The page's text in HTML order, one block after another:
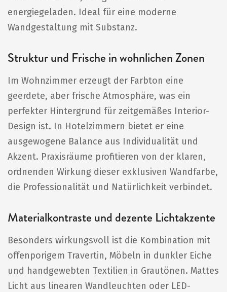
energiegeladen. Ideal für eine moderne
Wandgestaltung mit Substanz.
Struktur und Frische in wohnlichen Zonen
Im Wohnzimmer erzeugt der Farbton eine
geerdete, aber frische Atmosphäre, was ein
perfekter Hintergrund für zeitgemäßes Interior-
Design ist. In Hotelzimmern bietet er eine
ausgewogene Balance aus Individualität und
Akzent. Praxisräume profitieren von der klaren,
ordnenden Wirkung dieser exklusiven Wandfarbe,
die Professionalität und Natürlichkeit verbindet.
Materialkontraste und dezente Lichtakzente
Besonders wirkungsvoll ist die Kombination mit
offenporigem Travertin, Möbeln in dunkler Eiche
und handgewebten Textilien in Grautönen. Mattes
Licht aus linearen Wandleuchten oder LED-